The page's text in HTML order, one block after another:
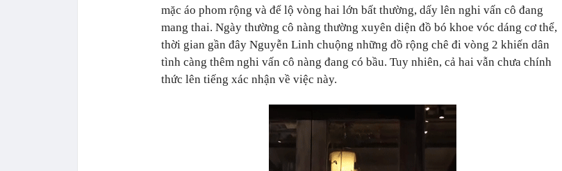
mặc áo phom rộng và để lộ vòng hai lớn bất thường, dấy lên nghi vấn cô đang
mang thai. Ngày thường cô nàng thường xuyên diện đồ bó khoe vóc dáng cơ thể,
thời gian gần đây Nguyễn Linh chuộng những đồ rộng chê đi vòng 2 khiến dân
tình càng thêm nghi vấn cô nàng đang có bầu. Tuy nhiên, cả hai vẫn chưa chính
thức lên tiếng xác nhận về việc này.